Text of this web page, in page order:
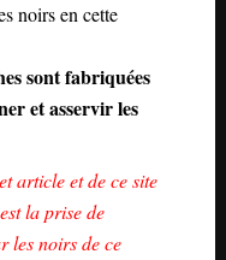
noirs en cette
sont fabriquées
et asservir les
article et de ce site
la prise de
les noirs de ce